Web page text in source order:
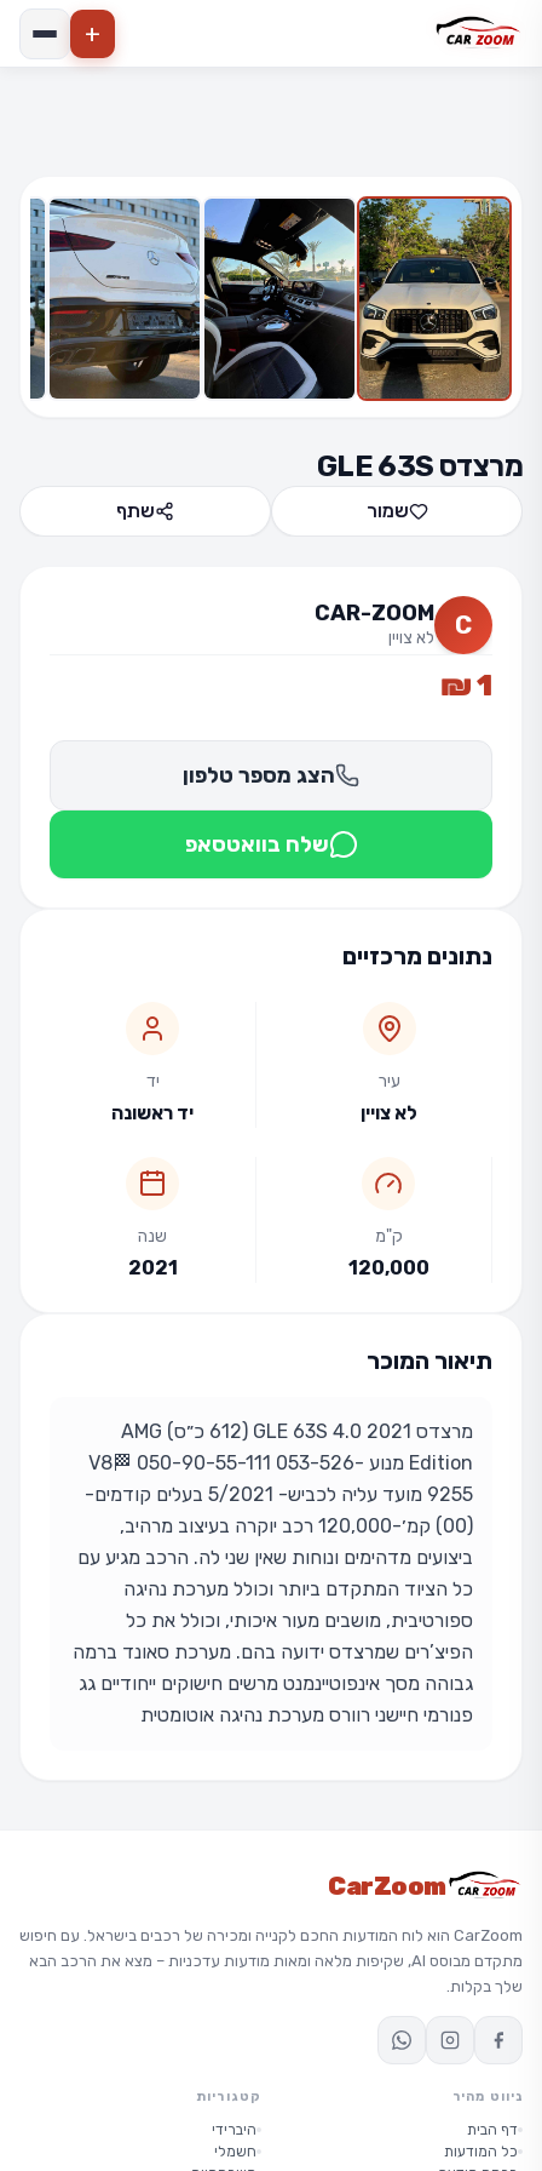
6 תמונות
מרצדס GLE 63S
שמור שתף
C
CAR-ZOOM
לא צויין
1 ₪
הצג מספר טלפון
שלח בוואטסאפ
נתונים מרכזיים
עיר
לא צויין
יד
יד ראשונה
ק"מ
120,000
שנה
2021
תיאור המוכר
מרצדס 2021 GLE 63S 4.0 (612 כ״ס) AMG
Edition מנוע V8🏁 050-90-55-111 053-526-
9255 מועד עליה לכביש- 5/2021 בעלים קודמים-
(00) קמ׳-120,000 רכב יוקרה בעיצוב מרהיב,
ביצועים מדהימים ונוחות שאין שני לה. הרכב מגיע עם
כל הציוד המתקדם ביותר וכולל מערכת נהיגה
ספורטיבית, מושבים מעור איכותי, וכולל את כל
הפיצ’רים שמרצדס ידועה בהם. מערכת סאונד ברמה
גבוהה מסך אינפוטיינמנט מרשים חישוקים ייחודיים גג
פנורמי חיישני רוורס מערכת נהיגה אוטומטית
+
CarZoom
CarZoom הוא לוח המודעות החכם לקנייה ומכירה של רכבים בישראל. עם חיפוש
מתקדם מבוסס AI, שקיפות מלאה ומאות מודעות עדכניות – מצא את הרכב הבא
שלך בקלות.
ניווט מהיר
דף הבית
כל המודעות
קטגוריות
היברידי
חשמלי